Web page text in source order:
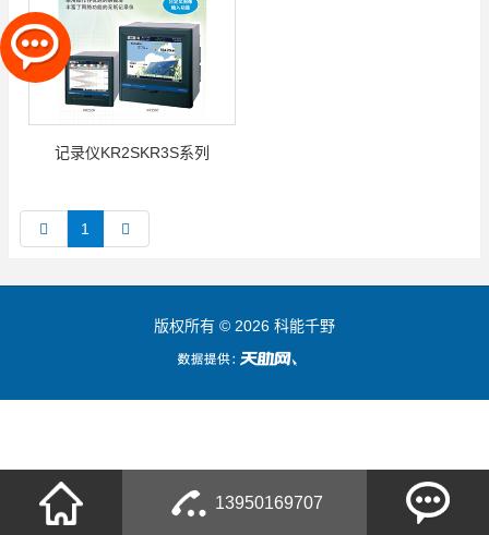
记录仪KR2SKR3S系列
1
13950169707
版权所有 © 2026 科能千野